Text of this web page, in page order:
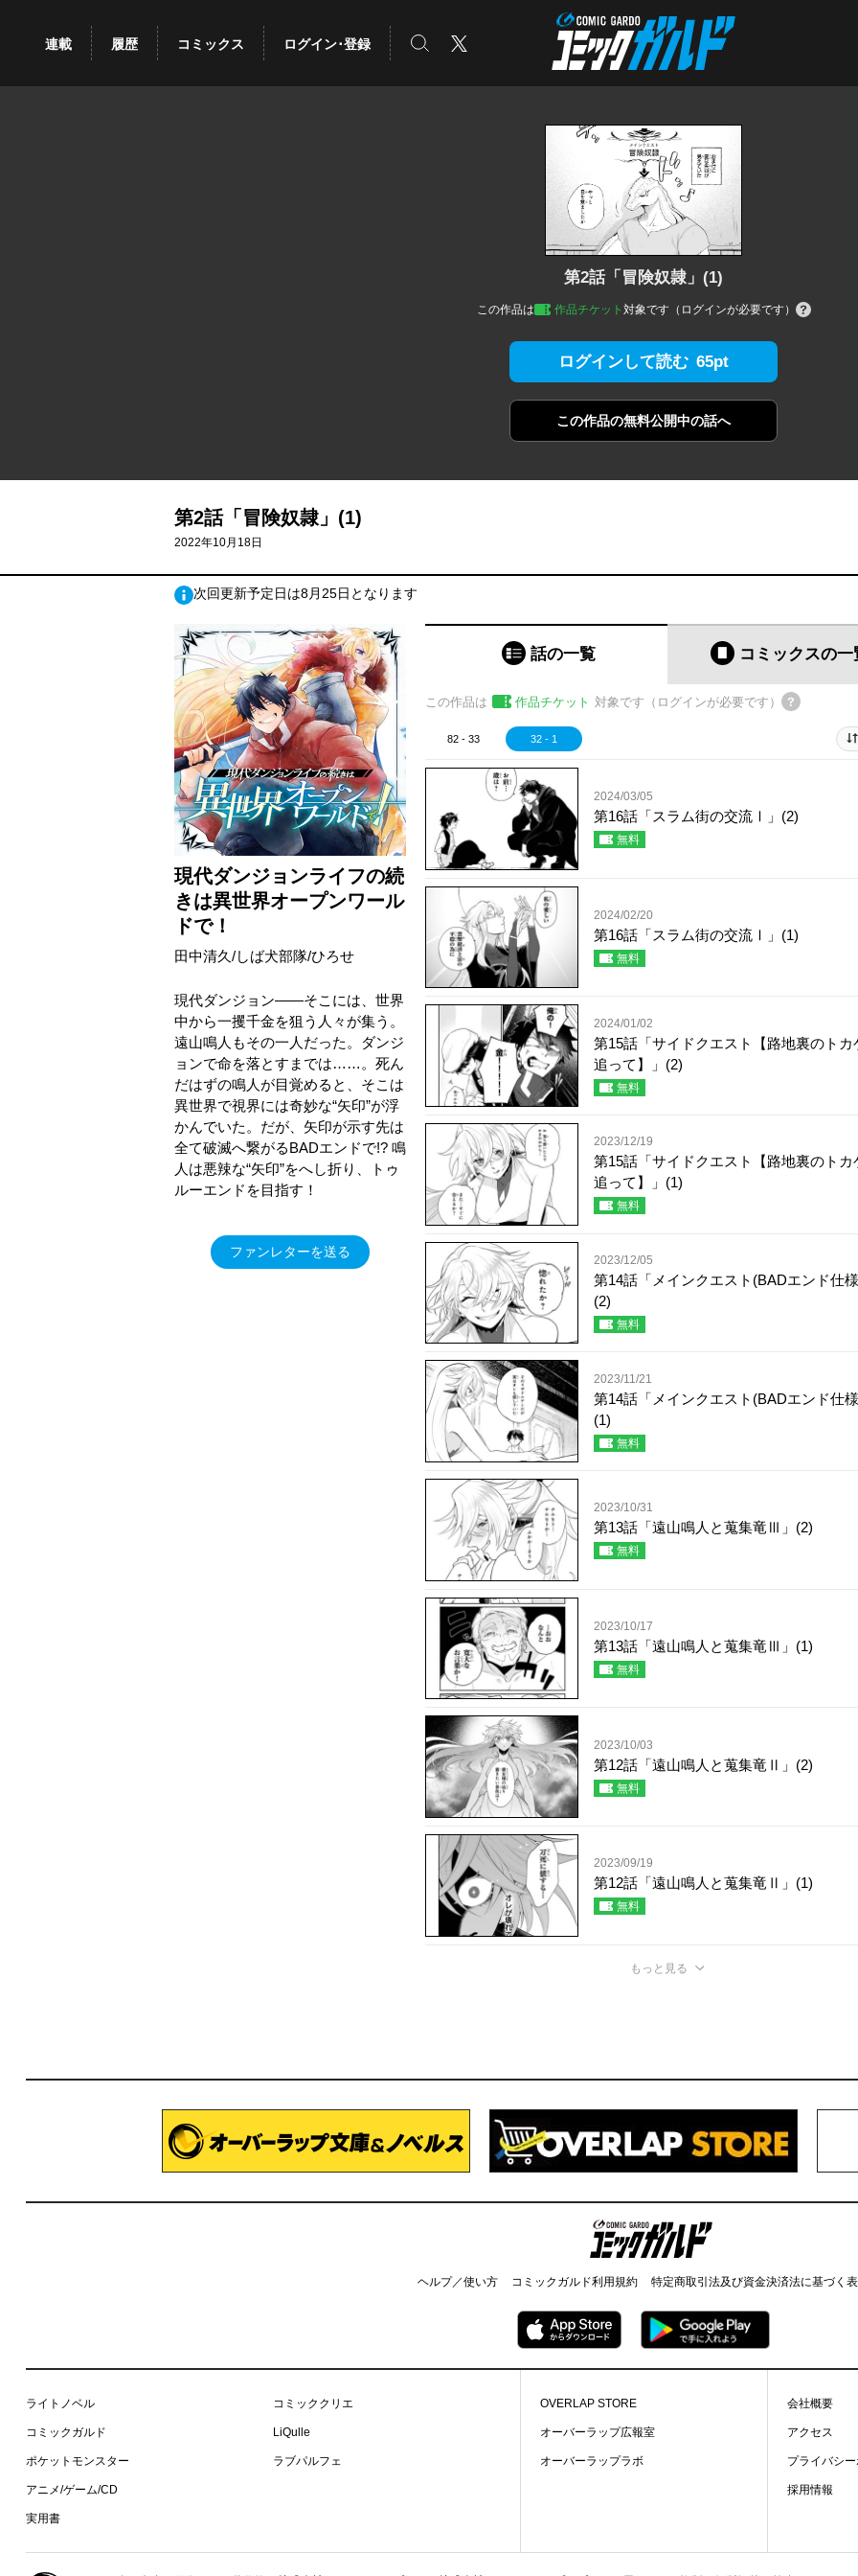
コミックガルド
連載 履歴 コミックス ログイン･登録 検索 X
第2話「冒険奴隷」(1)
この作品は 作品チケット 対象です（ログインが必要です）
ログインして読む 65pt
この作品の無料公開中の話へ
第2話「冒険奴隷」(1)
2022年10月18日
次回更新予定日は8月25日となります
現代ダンジョンライフの続
きは異世界オープンワール
ドで！
田中清久/しば犬部隊/ひろせ
現代ダンジョン――そこには、世界
中から一攫千金を狙う人々が集う。
遠山鳴人もその一人だった。ダンジ
ョンで命を落とすまでは……。死ん
だはずの鳴人が目覚めると、そこは
異世界で視界には奇妙な“矢印”が浮
かんでいた。だが、矢印が示す先は
全て破滅へ繋がるBADエンドで!? 鳴
人は悪辣な“矢印”をへし折り、トゥ
ルーエンドを目指す！
ファンレターを送る
話の一覧 コミックスの一
この作品は 作品チケット 対象です（ログインが必要です）
82 - 33 32 - 1
2024/03/05
第16話「スラム街の交流Ⅰ」(2)
無料
2024/02/20
第16話「スラム街の交流Ⅰ」(1)
無料
2024/01/02
第15話「サイドクエスト【路地裏のトカ
追って】」(2)
無料
2023/12/19
第15話「サイドクエスト【路地裏のトカ
追って】」(1)
無料
2023/12/05
第14話「メインクエスト(BADエンド仕
(2)
無料
2023/11/21
第14話「メインクエスト(BADエンド仕
(1)
無料
2023/10/31
第13話「遠山鳴人と蒐集竜Ⅲ」(2)
無料
2023/10/17
第13話「遠山鳴人と蒐集竜Ⅲ」(1)
無料
2023/10/03
第12話「遠山鳴人と蒐集竜Ⅱ」(2)
無料
2023/09/19
第12話「遠山鳴人と蒐集竜Ⅱ」(1)
無料
もっと見る
コミックガルド
ヘルプ／使い方 コミックガルド利用規約 特定商取引法及び資金決済法に基づく
ライトノベル
コミックガルド
ポケットモンスター
アニメ/ゲーム/CD
実用書
コミッククリエ
LiQulle
ラブパルフェ
OVERLAP STORE
オーバーラップ広報室
オーバーラップラボ
会社概要
アクセス
プライバシ
採用情報